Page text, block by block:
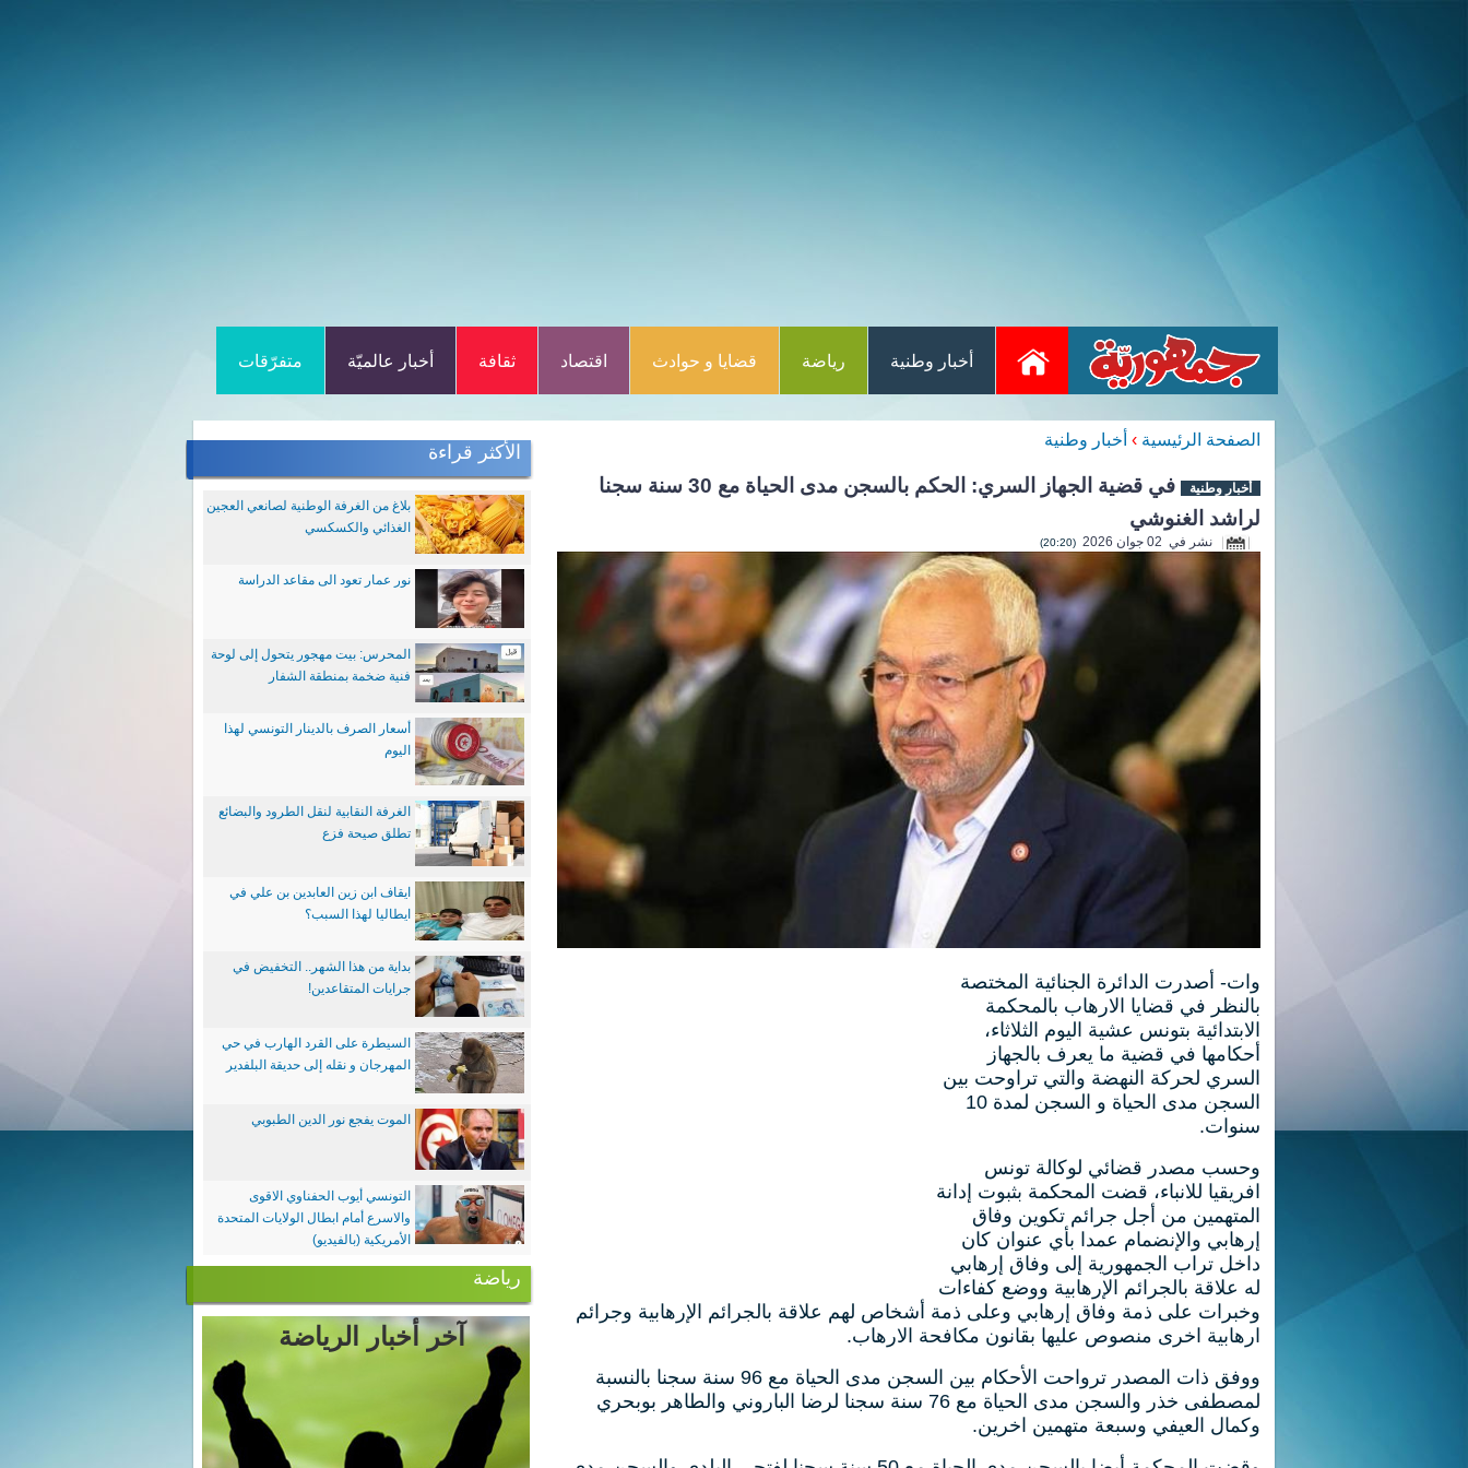
أخبار وطنية رياضة قضايا و حوادث اقتصاد ثقافة أخبار عالميّة متفرّقات
الصفحة الرئيسية › أخبار وطنية
أخبار وطنية
في قضية الجهاز السري: الحكم بالسجن مدى الحياة مع 30 سنة سجنا
لراشد الغنوشي
نشر في 02 جوان 2026 (20:20)
وات- أصدرت الدائرة الجنائية المختصة
بالنظر في قضايا الارهاب بالمحكمة
الابتدائية بتونس عشية اليوم الثلاثاء،
أحكامها في قضية ما يعرف بالجهاز
السري لحركة النهضة والتي تراوحت بين
السجن مدى الحياة و السجن لمدة 10
سنوات.
وحسب مصدر قضائي لوكالة تونس
افريقيا للانباء، قضت المحكمة بثبوت إدانة
المتهمين من أجل جرائم تكوين وفاق
إرهابي والإنضمام عمدا بأي عنوان كان
داخل تراب الجمهورية إلى وفاق إرهابي
له علاقة بالجرائم الإرهابية ووضع كفاءات
وخبرات على ذمة وفاق إرهابي وعلى ذمة أشخاص لهم علاقة بالجرائم الإرهابية وجرائم
ارهابية اخرى منصوص عليها بقانون مكافحة الارهاب.
ووفق ذات المصدر ترواحت الأحكام بين السجن مدى الحياة مع 96 سنة سجنا بالنسبة
لمصطفى خذر والسجن مدى الحياة مع 76 سنة سجنا لرضا الباروني والطاهر بوبحري
وكمال العيفي وسبعة متهمين اخرين.
الأكثر قراءة
بلاغ من الغرفة الوطنية لصانعي العجين
الغذائي والكسكسي
نور عمار تعود الى مقاعد الدراسة
المحرس: بيت مهجور يتحول إلى لوحة
فنية ضخمة بمنطقة الشفار
أسعار الصرف بالدينار التونسي لهذا
اليوم
الغرفة النقابية لنقل الطرود والبضائع
تطلق صيحة فزع
ايقاف ابن زين العابدين بن علي في
ايطاليا لهذا السبب؟
بداية من هذا الشهر.. التخفيض في
جرايات المتقاعدين!
السيطرة على القرد الهارب في حي
المهرجان و نقله إلى حديقة البلفدير
الموت يفجع نور الدين الطبوبي
التونسي أيوب الحفناوي الاقوى
والاسرع أمام ابطال الولايات المتحدة
الأمريكية (بالفيديو)
رياضة
آخر أخبار الرياضة